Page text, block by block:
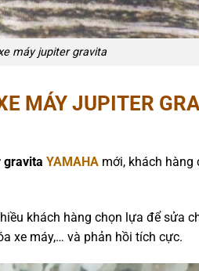
máy jupiter gravita
MÁY JUPITER
gravita YAMAHA mới, khách hàng
khách hàng chọn lựa để sửa
xe máy,… và phản hồi tích cực.